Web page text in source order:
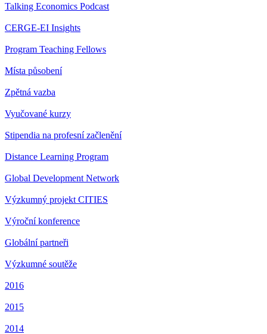
Talking Economics Podcast
CERGE-EI Insights
Program Teaching Fellows
Místa působení
Zpětná vazba
Vyučované kurzy
Stipendia na profesní začlenění
Distance Learning Program
Global Development Network
Výzkumný projekt CITIES
Výroční konference
Globální partneři
Výzkumné soutěže
2016
2015
2014